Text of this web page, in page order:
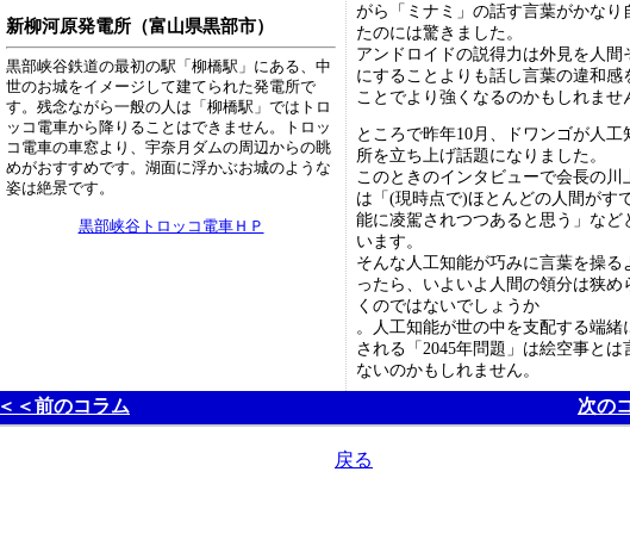
がら「ミナミ」の話す言葉がかなり
たのには驚きました。
アンドロイドの説得力は外見を人間
にすることよりも話し言葉の違和感
ことでより強くなるのかもしれませ
ところで昨年10月、ドワンゴが人工
所を立ち上げ話題になりました。
このときのインタビューで会長の川
は「(現時点で)ほとんどの人間がす
能に凌駕されつつあると思う」など
います。
そんな人工知能が巧みに言葉を操る
ったら、いよいよ人間の領分は狭め
くのではないでしょうか
。人工知能が世の中を支配する端緒
される「2045年問題」は絵空事とは
ないのかもしれません。
新柳河原発電所（富山県黒部市）
黒部峡谷鉄道の最初の駅「柳橋駅」にある、中
世のお城をイメージして建てられた発電所で
す。残念ながら一般の人は「柳橋駅」ではトロ
ッコ電車から降りることはできません。トロッ
コ電車の車窓より、宇奈月ダムの周辺からの眺
めがおすすめです。湖面に浮かぶお城のような
姿は絶景です。
黒部峡谷トロッコ電車ＨＰ
＜＜前のコラム 次の
戻る